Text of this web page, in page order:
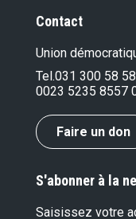
Contact
Union
Tel.031 300 58 58
0023 5235 8557
Faire un don
S'abonner à la
Saisissez votre